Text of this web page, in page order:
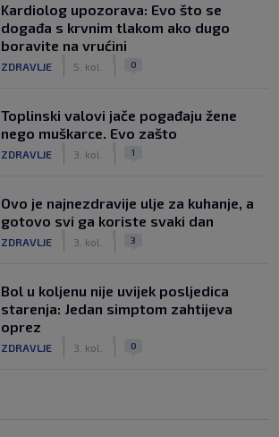
Kardiolog upozorava: Evo što se
događa s krvnim tlakom ako dugo
boravite na vrućini
ZDRAVLJE 5. kol. 0
Toplinski valovi jače pogađaju žene
nego muškarce. Evo zašto
ZDRAVLJE 3. kol. 1
Ovo je najnezdravije ulje za kuhanje, a
gotovo svi ga koriste svaki dan
ZDRAVLJE 3. kol. 3
Bol u koljenu nije uvijek posljedica
starenja: Jedan simptom zahtijeva
oprez
ZDRAVLJE 3. kol. 0